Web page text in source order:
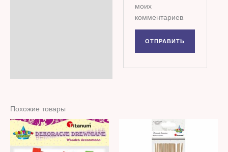
моих
комментариев.
Похожие товары